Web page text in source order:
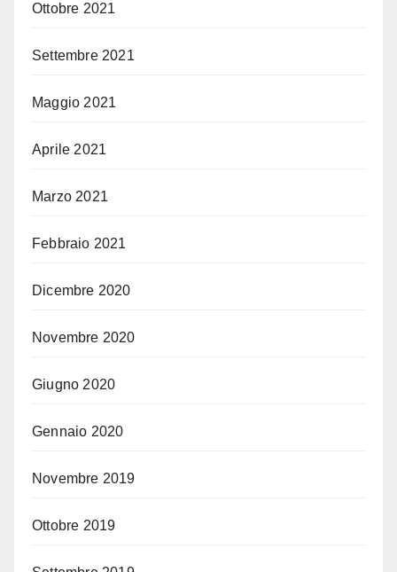
Ottobre 2021
Settembre 2021
Maggio 2021
Aprile 2021
Marzo 2021
Febbraio 2021
Dicembre 2020
Novembre 2020
Giugno 2020
Gennaio 2020
Novembre 2019
Ottobre 2019